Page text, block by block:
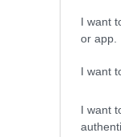
I want
or app.
I want
I want